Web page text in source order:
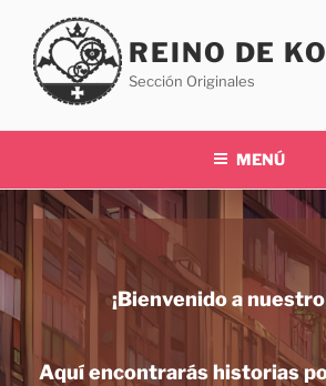
contenido
REINO DE
Sección Originales
MENÚ
¡Bienvenido a
Aquí encontrarás historias